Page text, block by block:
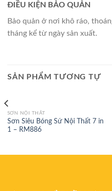
ĐIỀU KIỆN BẢO QUẢN
Bảo quản ở nơi khô ráo,
tháng kể từ ngày sản xuất.
SẢN PHẨM TƯƠNG TỰ
SƠN NỘI THẤT
Sơn Siêu Bóng Sứ Nội Thất 7 in
1 – RM886